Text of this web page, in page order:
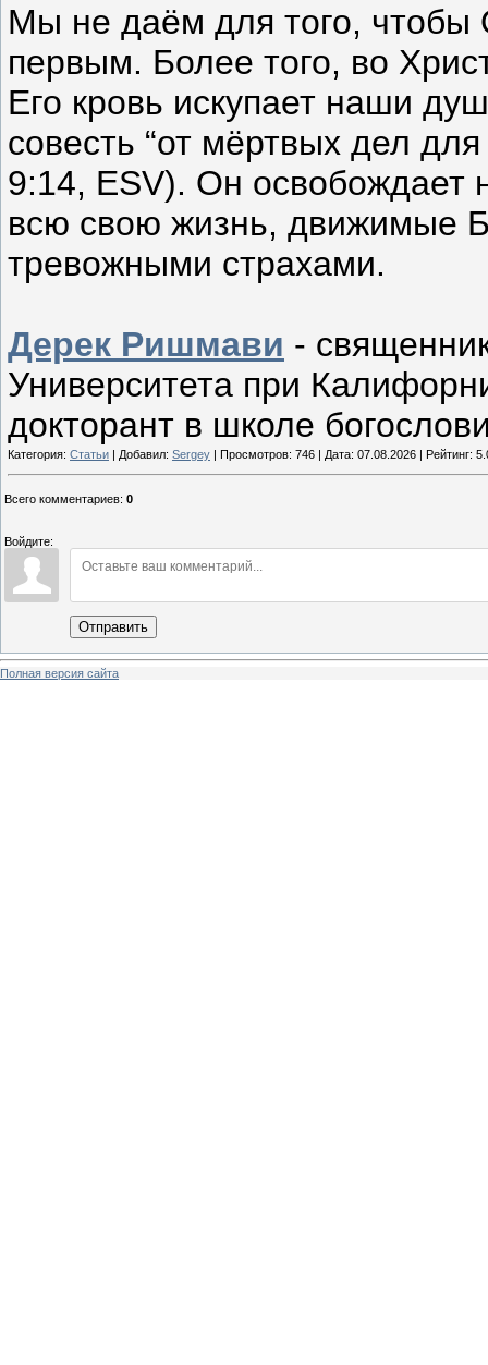
Мы не даём для того,
первым. Более того, во
Его кровь искупает наши
совесть “от мёртвых дел
9:14, ESV). Он освобождает
всю свою жизнь, движимые
тревожными страхами.
Дерек Ришмави -
Университета при
докторант в школе
Категория: Статьи | Добавил: Sergey | Просмотров: 746 | Дата: 07.08.2026 | Рейтинг:
Всего комментариев: 0
Войдите:
Отправить
Полная версия сайта